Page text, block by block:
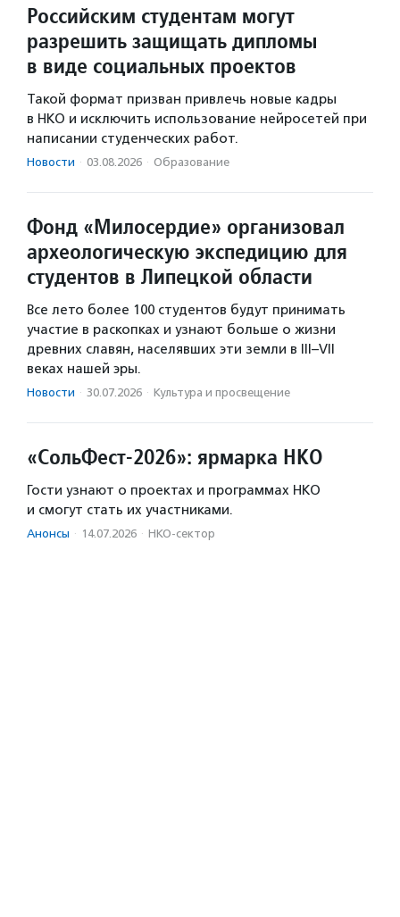
Российским студентам могут
разрешить защищать дипломы
в виде социальных проектов
Такой формат призван привлечь новые кадры
в НКО и исключить использование нейросетей при
написании студенческих работ.
Новости · 03.08.2026 · Образование
Фонд «Милосердие» организовал
археологическую экспедицию для
студентов в Липецкой области
Все лето более 100 студентов будут принимать
участие в раскопках и узнают больше о жизни
древних славян, населявших эти земли в III–VII
веках нашей эры.
Новости · 30.07.2026 · Культура и просвещение
«СольФест-2026»: ярмарка НКО
Гости узнают о проектах и программах НКО
и смогут стать их участниками.
Анонсы · 14.07.2026 · НКО-сектор